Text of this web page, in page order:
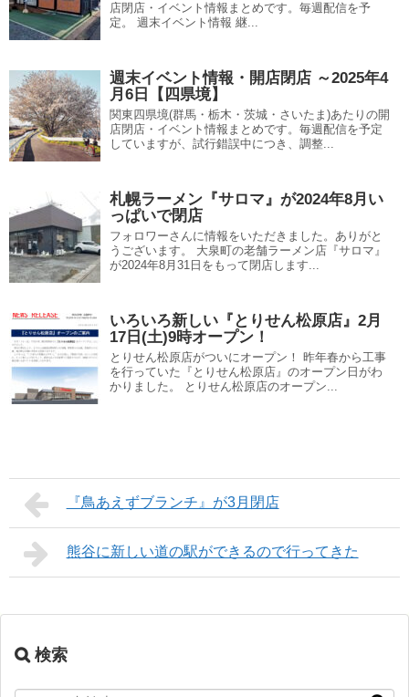
店閉店・イベント情報まとめです。毎週配信を予
定。 週末イベント情報 継...
週末イベント情報・開店閉店 ～2025年4
月6日【四県境】
関東四県境(群馬・栃木・茨城・さいたま)あたりの開
店閉店・イベント情報まとめです。毎週配信を予定
していますが、試行錯誤中につき、調整...
札幌ラーメン『サロマ』が2024年8月い
っぱいで閉店
フォロワーさんに情報をいただきました。ありがと
うございます。 大泉町の老舗ラーメン店『サロマ』
が2024年8月31日をもって閉店します...
いろいろ新しい『とりせん松原店』2月
17日(土)9時オープン！
とりせん松原店がついにオープン！ 昨年春から工事
を行っていた『とりせん松原店』のオープン日がわ
かりました。 とりせん松原店のオープン...
『鳥あえずブランチ』が3月閉店
熊谷に新しい道の駅ができるので行ってきた
検索